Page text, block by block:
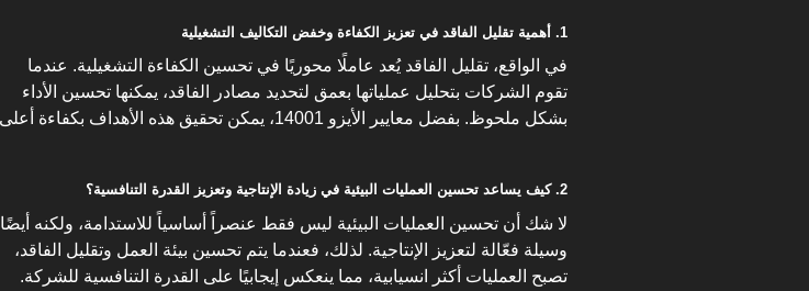
1. أهمية تقليل الفاقد في تعزيز الكفاءة وخفض التكاليف التشغيلية
في الواقع، تقليل الفاقد يُعد عاملًا محوريًا في تحسين الكفاءة التشغيلية. عندما
تقوم الشركات بتحليل عملياتها بعمق لتحديد مصادر الفاقد، يمكنها تحسين الأداء
بشكل ملحوظ. بفضل معايير الأيزو 14001، يمكن تحقيق هذه الأهداف بكفاءة أعلى.
2. كيف يساعد تحسين العمليات البيئية في زيادة الإنتاجية وتعزيز القدرة التنافسية؟
لا شك أن تحسين العمليات البيئية ليس فقط عنصراً أساسياً للاستدامة، ولكنه أيضًا
وسيلة فعّالة لتعزيز الإنتاجية. لذلك، فعندما يتم تحسين بيئة العمل وتقليل الفاقد،
تصبح العمليات أكثر انسيابية، مما ينعكس إيجابيًا على القدرة التنافسية للشركة.